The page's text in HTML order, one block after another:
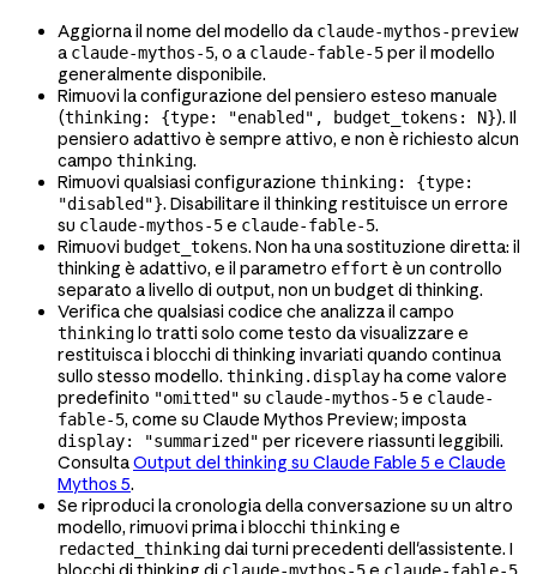
Aggiorna il nome del modello da claude-mythos-preview
a claude-mythos-5, o a claude-fable-5per il modello
generalmente disponibile.
Rimuovi la configurazione del pensiero esteso manuale
(thinking: {type: "enabled", budget_tokens: N}). Il
pensiero adattivo è sempre attivo, e non è richiesto alcun
campo thinking.
Rimuovi qualsiasi configurazione thinking: {type:
"disabled"}. Disabilitare il thinking restituisce un errore
su claude-mythos-5e claude-fable-5.
Rimuovi budget_tokens. Non ha una sostituzione diretta: il
thinking è adattivo, e il parametro effort è un controllo
separato a livello di output, non un budget di thinking.
Verifica che qualsiasi codice che analizza il campo
thinking lo tratti solo come testo da visualizzare e
restituisca i blocchi di thinking invariati quando continua
sullo stesso modello. thinking.display ha come valore
predefinito "omitted" su claude-mythos-5e claude-
fable-5, come su Claude Mythos Preview; imposta
display: "summarized" per ricevere riassunti leggibili.
ConsultaOutput del thinking su Claude Fable 5 e Claude
Mythos 5.
Se riproduci la cronologia della conversazione su un altro
modello, rimuovi prima i blocchi thinkinge
redacted_thinkingdai turni precedenti dell'assistente. I